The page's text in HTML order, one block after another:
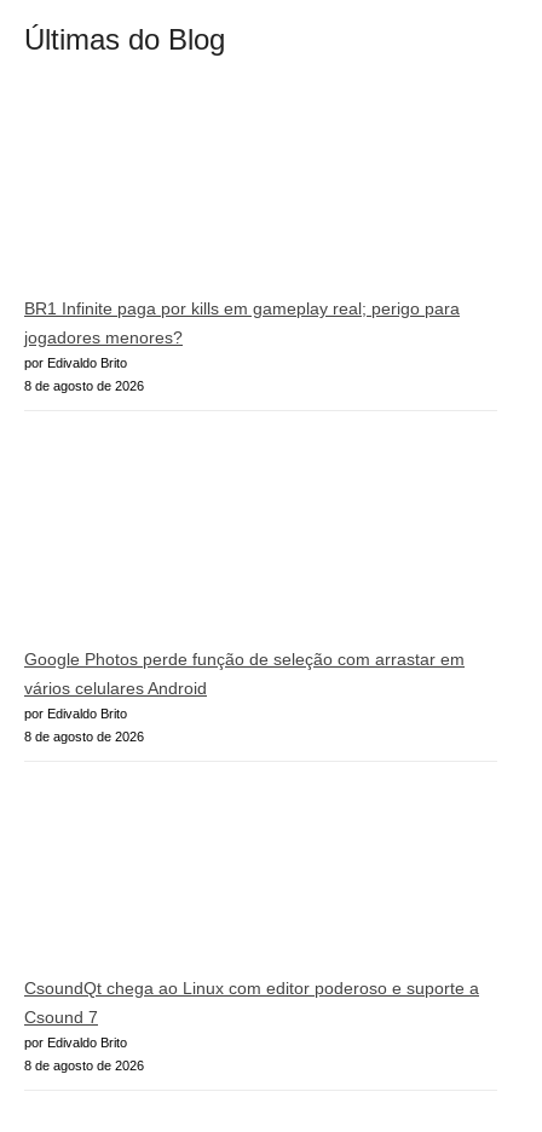
Últimas do Blog
BR1 Infinite paga por kills em gameplay real; perigo para
jogadores menores?
por Edivaldo Brito
8 de agosto de 2026
Google Photos perde função de seleção com arrastar em
vários celulares Android
por Edivaldo Brito
8 de agosto de 2026
CsoundQt chega ao Linux com editor poderoso e suporte a
Csound 7
por Edivaldo Brito
8 de agosto de 2026